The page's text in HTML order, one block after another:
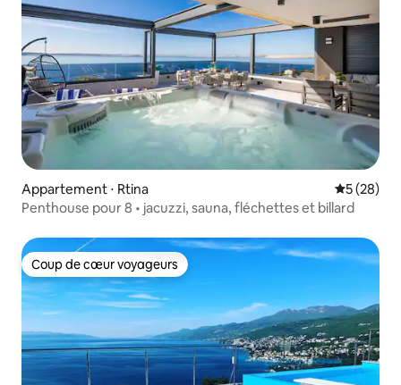
Appartement ⋅ Rtina
5 (28)
Penthouse pour 8 • jacuzzi, sauna, fléchettes et billard
Coup de cœur voyageurs
Coup de cœur voyageurs